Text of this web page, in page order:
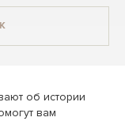
об истории
вам